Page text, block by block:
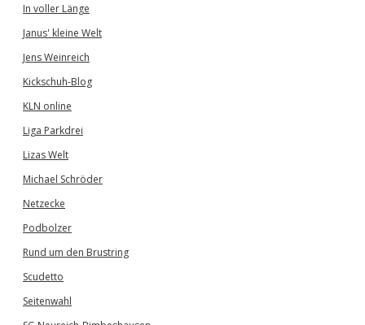
In voller Länge
Janus' kleine Welt
Jens Weinreich
Kickschuh-Blog
KLN online
Liga Parkdrei
Lizas Welt
Michael Schröder
Netzecke
Podbolzer
Rund um den Brustring
Scudetto
Seitenwahl